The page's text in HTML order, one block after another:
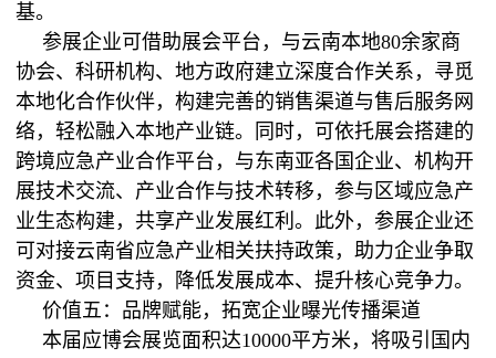
基。
参展企业可借助展会平台，与云南本地80余家商
协会、科研机构、地方政府建立深度合作关系，寻觅
本地化合作伙伴，构建完善的销售渠道与售后服务网
络，轻松融入本地产业链。同时，可依托展会搭建的
跨境应急产业合作平台，与东南亚各国企业、机构开
展技术交流、产业合作与技术转移，参与区域应急产
业生态构建，共享产业发展红利。此外，参展企业还
可对接云南省应急产业相关扶持政策，助力企业争取
资金、项目支持，降低发展成本、提升核心竞争力。
价值五：品牌赋能，拓宽企业曝光传播渠道
本届应博会展览面积达10000平方米，将吸引国内